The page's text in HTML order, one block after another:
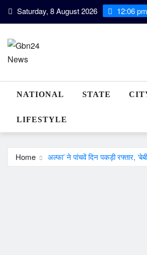
Skip Saturday, 8 August 2026 12:06 pm
NATIONAL STATE
LIFESTYLE
Home अल्फा’ ने पांचवें दिन पकड़ी रफ्तार,